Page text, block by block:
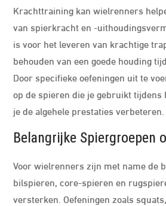
Krachttraining kan wielrenners
van spierkracht en -
is voor het leveren van krachtige
behouden van een goede houding
Door specifieke oefeningen uit te
op de spieren die je gebruikt tijdens
je de algehele prestaties verbeteren.
Belangrijke Spiergroepen
Voor wielrenners zijn met name de
bilspieren, core-spieren en
versterken. Oefeningen zoals